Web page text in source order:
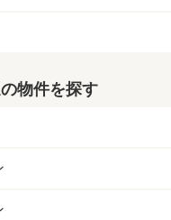
物件を探す